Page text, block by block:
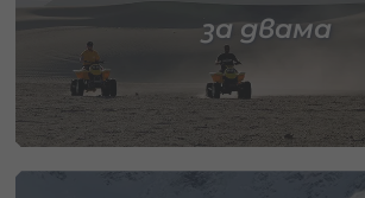
за двама